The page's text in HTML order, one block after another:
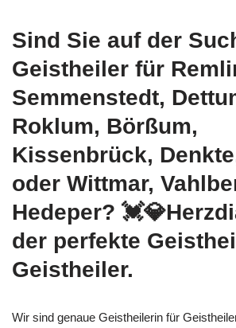
Sind Sie auf der
Geistheiler für
Semmenstedt,
Roklum, Börßum,
Kissenbrück,
oder Wittmar,
Hedeper?
der perfekte
Geistheiler.
Wir sind genaue Geistheilerin für